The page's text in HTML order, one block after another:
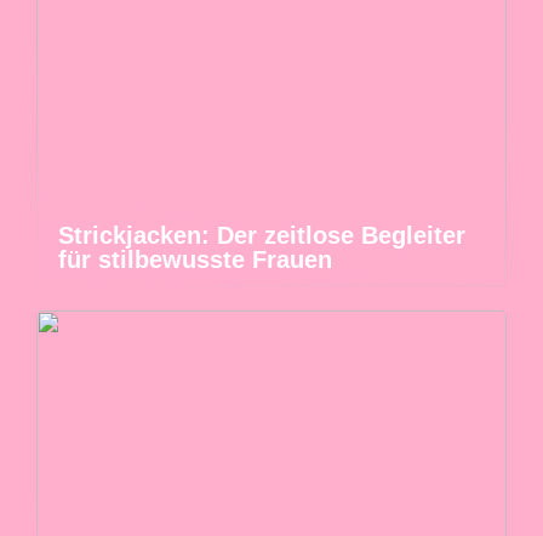
Strickjacken: Der zeitlose Begleiter
für stilbewusste Frauen